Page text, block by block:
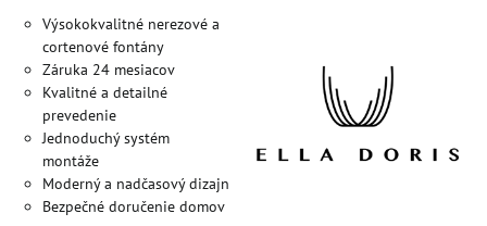
Výsokokvalitné nerezové a
cortenové fontány
Záruka 24 mesiacov
Kvalitné a detailné
prevedenie
Jednoduchý systém
montáže
Moderný a nadčasový dizajn
Bezpečné doručenie domov